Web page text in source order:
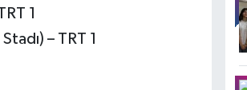
1
– TRT 1